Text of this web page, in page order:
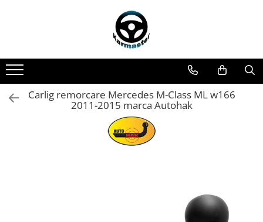
Accesorii carlige de remorcare
Accesorii cutii portbagaj
Accesorii remorci
Amortizoare osie remorci
Carlig remorcare Mercedes M-Class ML w166
2011-2015 marca Autohak